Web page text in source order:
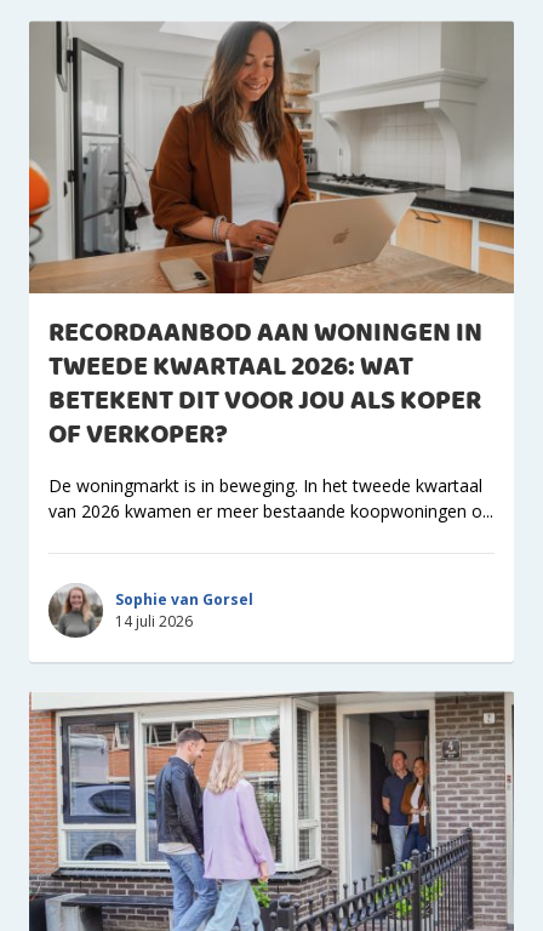
RECORDAANBOD AAN WONINGEN IN
TWEEDE KWARTAAL 2026: WAT
BETEKENT DIT VOOR JOU ALS KOPER
OF VERKOPER?
De woningmarkt is in beweging. In het tweede kwartaal
van 2026 kwamen er meer bestaande koopwoningen o...
Sophie van Gorsel
14 juli 2026